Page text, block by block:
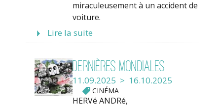
miraculeusement à un accident de
voiture.
Lire la suite
Dernières mondiales
11.09.2025 > 16.10.2025
CINÉMA
HERVé ANDRé,